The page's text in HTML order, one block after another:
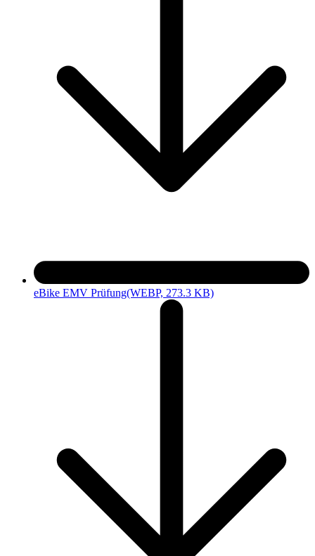
eBike EMV Prüfung(WEBP, 273.3 KB)